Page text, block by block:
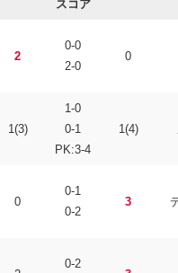
スコア
2
0-0
2-0
0
1(3)
1-0
0-1
PK:3-4
1(4)
0
0-1
0-2
3
0-2